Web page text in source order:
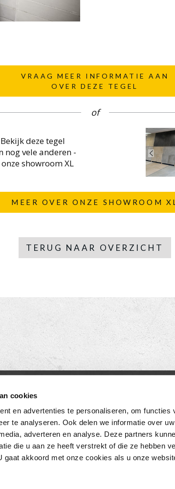
cookies
en advertenties te personaliseren, om functies
te analyseren. Ook delen we informatie over
adverteren en analyse. Deze partners
die u aan ze heeft verstrekt of die ze hebben
gaat akkoord met onze cookies als u onze
VRAAG MEER INFORMATIE AAN
OVER DEZE TEGEL
of
Bekijk deze tegel
nog vele anderen -
showroom XL
MEER OVER ONZE SHOWROOM XL
TERUG NAAR OVERZICHT
BV
549 46 54
MAANDAG T/M
08.00 TOT 17.00 UUR
ZATERDAG (enkel
09.00 TOT 12.00 UUR
ZONDAG